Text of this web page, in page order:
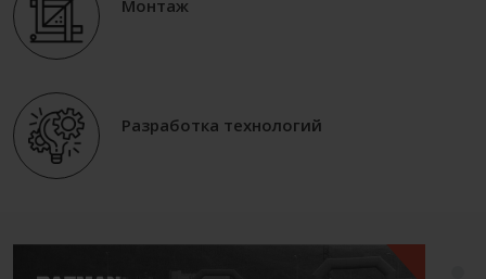
Монтаж
Разработка технологий